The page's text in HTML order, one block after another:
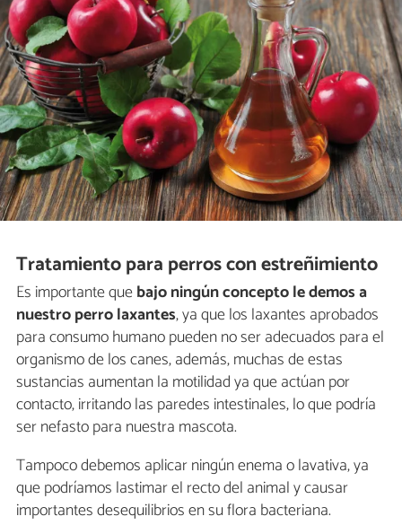
Tratamiento para perros con estreñimiento
Es importante quebajo ningún concepto le demos a
nuestro perro laxantes, ya que los laxantes aprobados
para consumo humano pueden no ser adecuados para el
organismo de los canes, además, muchas de estas
sustancias aumentan la motilidad ya que actúan por
contacto, irritando las paredes intestinales, lo que podría
ser nefasto para nuestra mascota.
Tampoco debemos aplicar ningún enema o lavativa, ya
que podríamos lastimar el recto del animal y causar
importantes desequilibrios en su flora bacteriana.